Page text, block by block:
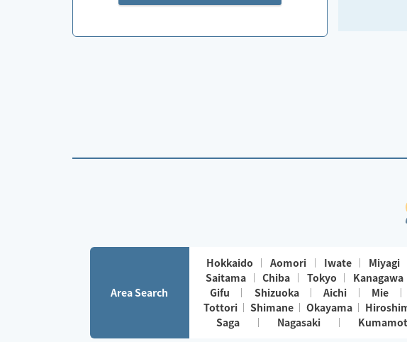
Area Search
Hokkaido Aomori Iwate Miyagi
Saitama
Chiba Tokyo Kanagawa
Gifu
Shizuoka Aichi Mie
Tottori
Shimane Okayama
Saga
Nagasaki